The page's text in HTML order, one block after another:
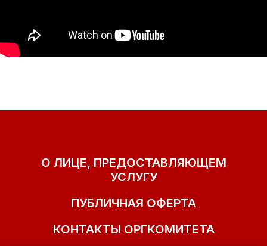
О ЛИЦЕ, ПРЕДОСТАВЛЯЮЩЕМ
УСЛУГУ
ПУБЛИЧНАЯ ОФЕРТА
КОНТАКТЫ ОРГКОМИТЕТА